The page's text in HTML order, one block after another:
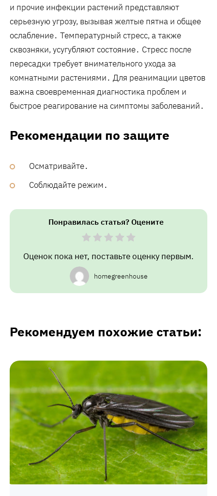
и прочие инфекции растений представляют
серьезную угрозу, вызывая желтые пятна и общее
ослабление․ Температурный стресс, а также
сквозняки, усугубляют состояние․ Стресс после
пересадки требует внимательного ухода за
комнатными растениями․ Для реанимации цветов
важна своевременная диагностика проблем и
быстрое реагирование на симптомы заболеваний․
Рекомендации по защите
Осматривайте․
Соблюдайте режим․
Понравилась статья? Оцените
Оценок пока нет, поставьте оценку первым.
homegreenhouse
Рекомендуем похожие статьи: